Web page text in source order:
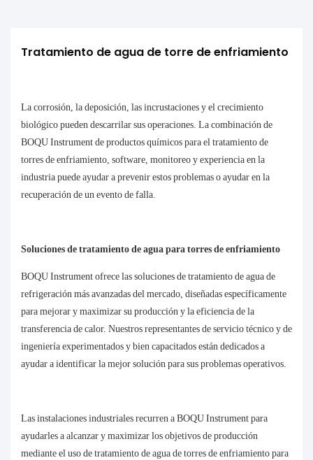
Tratamiento de agua de torre de enfriamiento
La corrosión, la deposición, las incrustaciones y el crecimiento
biológico pueden descarrilar sus operaciones. La combinación de
BOQU Instrument de productos químicos para el tratamiento de
torres de enfriamiento, software, monitoreo y experiencia en la
industria puede ayudar a prevenir estos problemas o ayudar en la
recuperación de un evento de falla.
Soluciones de tratamiento de agua para torres de enfriamiento
BOQU Instrument ofrece las soluciones de tratamiento de agua de
refrigeración más avanzadas del mercado, diseñadas específicamente
para mejorar y maximizar su producción y la eficiencia de la
transferencia de calor. Nuestros representantes de servicio técnico y de
ingeniería experimentados y bien capacitados están dedicados a
ayudar a identificar la mejor solución para sus problemas operativos.
Las instalaciones industriales recurren a BOQU Instrument para
ayudarles a alcanzar y maximizar los objetivos de producción
mediante el uso de tratamiento de agua de torres de enfriamiento para